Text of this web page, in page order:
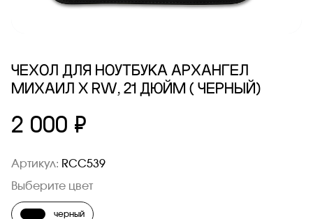
ЧЕХОЛ ДЛЯ НОУТБУКА АРХАНГЕЛ
МИХАИЛ X RW, 21 ДЮЙМ ( ЧЕРНЫЙ)
2 000 ₽
Артикул: RCC539
Выберите цвет
черный